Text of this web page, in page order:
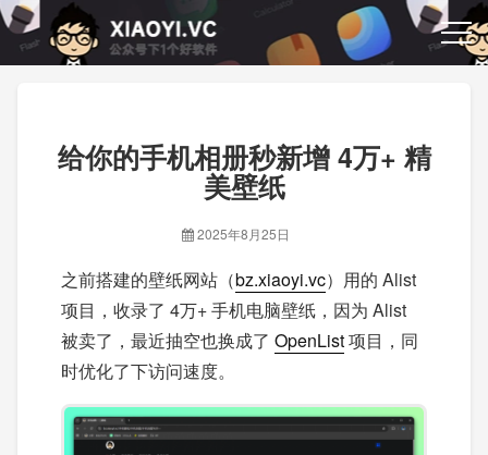
给你的手机相册秒新增 4万+ 精
美壁纸
2025年8月25日
之前搭建的壁纸网站（bz.xiaoyi.vc）用的 Alist
项目，收录了 4万+ 手机电脑壁纸，因为 Alist
被卖了，最近抽空也换成了 OpenList项目，同
时优化了下访问速度。